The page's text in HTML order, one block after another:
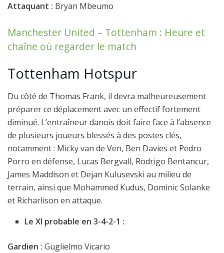
Attaquant : Bryan Mbeumo
Manchester United – Tottenham : Heure et
chaîne où regarder le match
Tottenham Hotspur
Du côté de Thomas Frank, il devra malheureusement
préparer ce déplacement avec un effectif fortement
diminué. L’entraîneur danois doit faire face à l’absence
de plusieurs joueurs blessés à des postes clés,
notamment : Micky van de Ven, Ben Davies et Pedro
Porro en défense, Lucas Bergvall, Rodrigo Bentancur,
James Maddison et Dejan Kulusevski au milieu de
terrain, ainsi que Mohammed Kudus, Dominic Solanke
et Richarlison en attaque.
Le XI probable en 3-4-2-1 :
Gardien : Guglielmo Vicario